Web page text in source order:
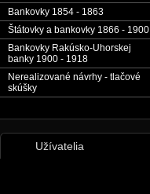
Bankovky 1854 - 1863
Štátovky a bankovky 1866 - 1900
Bankovky Rakúsko-Uhorskej
banky 1900 - 1918
Nerealizované návrhy - tlačové
skúšky
Užívatelia